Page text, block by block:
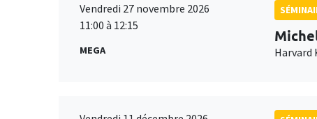
Vendredi 27 novembre 2026
11:00 à 12:15
MEGA Harvard